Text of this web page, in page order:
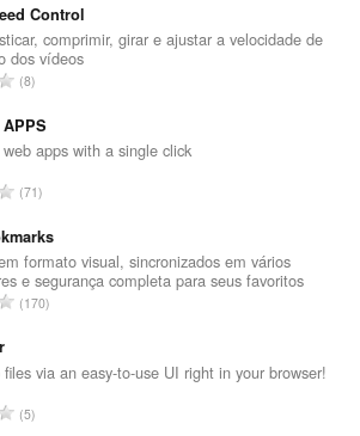
m
e
r
o
o
t
a
d
e
a
v
i
ç
Control
comprimir, girar e ajustar a velocidade de
dos vídeos
N
m
e
o
o
t
a
e
v
8
apps with a single click
N
m
e
r
o
t
a
71
formato visual, sincronizados em vários
e segurança completa para seus favoritos
N
e
o
170
via an easy-to-use UI right in your browser!
N5